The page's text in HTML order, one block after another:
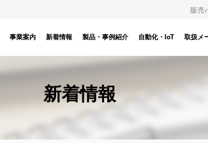
販売
事業案内 新着情報 製品・事例紹介 自動化・IoT 取扱メ
新着情報